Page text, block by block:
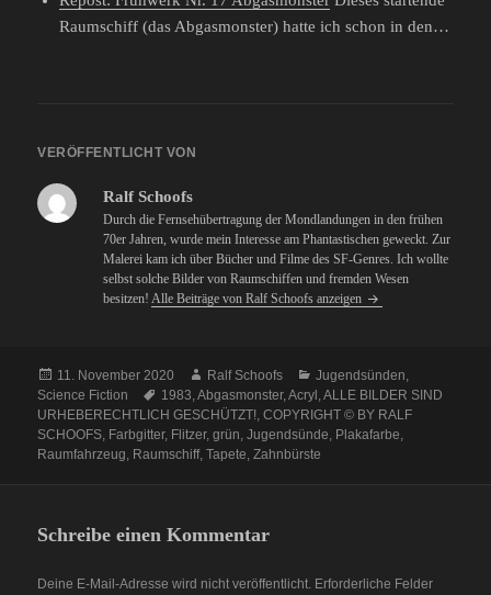
Raumschiff (das Abgasmonster) hatte ich schon in den…
VERÖFFENTLICHT VON
Ralf Schoofs
Durch die Fernsehübertragung der Mondlandungen in den frühen
70er Jahren, wurde mein Interesse am Phantastischen geweckt. Zur
Malerei kam ich über Bücher und Filme des SF-Genres. Ich wollte
selbst solche Bilder von Raumschiffen und fremden Wesen
besitzen!Alle Beiträge von Ralf Schoofs anzeigen
Veröffentlicht
am
11. November 2020 Autor
Ralf Schoofs Kategorien
Jugendsünden,
Science Fiction
Schlagwörter
1983,Abgasmonster,Acryl ,ALLE BILDER SIND
URHEBERECHTLICH GESCHÜTZT!,COPYRIGHT © BY RALF
SCHOOFS, Farbgitter, Flitzer,grün,Jugendsünde, Plakafarbe,
Raumfahrzeug, Raumschiff,Tapete,Zahnbürste
Schreibe einen Kommentar
Deine E-Mail-Adresse wird nicht veröffentlicht. Erforderliche Felder